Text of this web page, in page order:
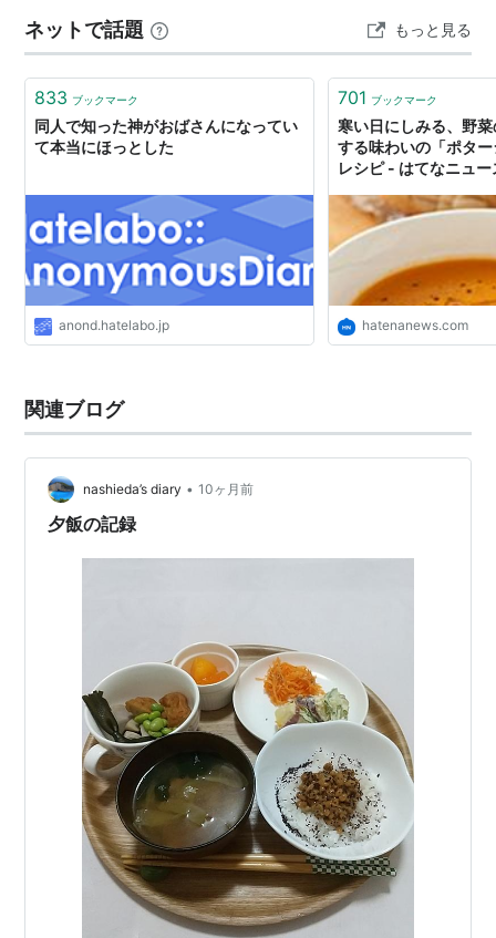
か…
ネットで話題 もっと見る
833 ブックマーク
同人で知った神がおばさんになってい
て本当にほっとした
anond.hatelabo.jp
701 ブックマーク
寒い日にしみる、野
する味わいの「ポタ
レシピ - はてなニュー
hatenanews.com
関連ブログ
nashieda’s diary • 10ヶ月前
夕飯の記録